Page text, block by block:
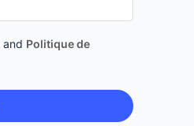
and Politique de